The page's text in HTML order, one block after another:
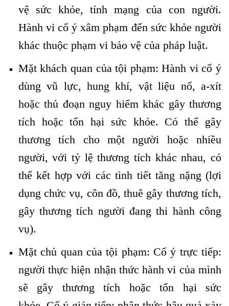
vệ sức khỏe, tính mạng của con người.
Hành vi cố ý xâm phạm đến sức khỏe người
khác thuộc phạm vi bảo vệ của pháp luật.
Mặt khách quan của tội phạm: Hành vi cố ý
dùng vũ lực, hung khí, vật liệu nổ, a-xít
hoặc thủ đoạn nguy hiểm khác gây thương
tích hoặc tổn hại sức khỏe. Có thể gây
thương tích cho một người hoặc nhiều
người, với tỷ lệ thương tích khác nhau, có
thể kết hợp với các tình tiết tăng nặng (lợi
dụng chức vụ, côn đồ, thuê gây thương tích,
gây thương tích người đang thi hành công
vụ).
Mặt chủ quan của tội phạm: Cố ý trực tiếp:
người thực hiện nhận thức hành vi của mình
sẽ gây thương tích hoặc tổn hại sức